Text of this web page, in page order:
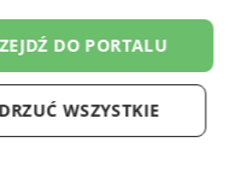
DO PORTALU
WSZYSTKIE